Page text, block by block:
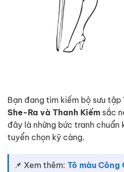
Bạn đang tìm kiếm bộ sưu tập
She-Ra và Thanh Kiếm sắc
đây là những bức tranh
tuyển chọn kỹ càng.
📌 Xem thêm: Tô màu Công